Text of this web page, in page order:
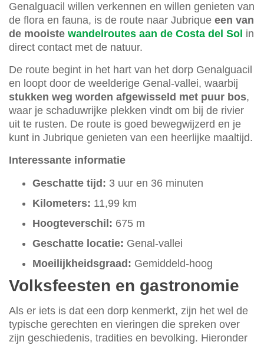
Genalguacil willen verkennen en willen genieten van
de flora en fauna, is de route naar Jubrique een van
de mooiste wandelroutes aan de Costa del Sol in
direct contact met de natuur.
De route begint in het hart van het dorp Genalguacil
en loopt door de weelderige Genal-vallei, waarbij
stukken weg worden afgewisseld met puur bos,
waar je schaduwrijke plekken vindt om bij de rivier
uit te rusten. De route is goed bewegwijzerd en je
kunt in Jubrique genieten van een heerlijke maaltijd.
Interessante informatie
Geschatte tijd: 3 uur en 36 minuten
Kilometers: 11,99 km
Hoogteverschil: 675 m
Geschatte locatie: Genal-vallei
Moeilijkheidsgraad: Gemiddeld-hoog
Volksfeesten en gastronomie
Als er iets is dat een dorp kenmerkt, zijn het wel de
typische gerechten en vieringen die spreken over
zijn geschiedenis, tradities en bevolking. Hieronder